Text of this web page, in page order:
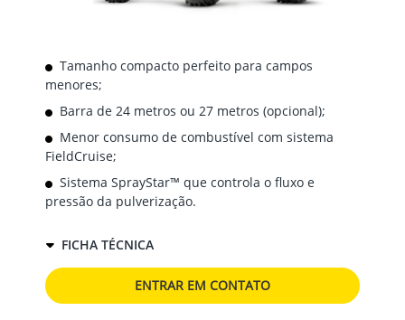
Tamanho compacto perfeito para campos
menores;
Barra de 24 metros ou 27 metros (opcional);
Menor consumo de combustível com sistema
FieldCruise;
Sistema SprayStar™ que controla o fluxo e
pressão da pulverização.
FICHA TÉCNICA
ENTRAR EM CONTATO